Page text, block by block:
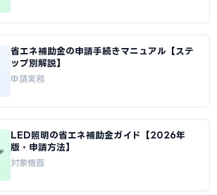
省エネ補助金の申請手続きマニュアル【ステ
ップ別解説】
申請実務
LED照明の省エネ補助金ガイド【2026年
版・申請方法】
対象機器